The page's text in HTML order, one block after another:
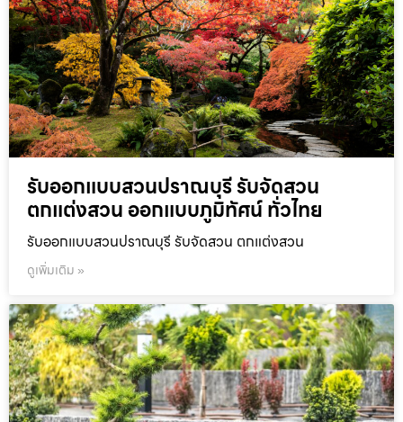
รับออกแบบสวนปราณบุรี รับจัดสวน
ตกแต่งสวน ออกแบบภูมิทัศน์ ทั่วไทย
รับออกแบบสวนปราณบุรี รับจัดสวน ตกแต่งสวน
ดูเพิ่มเติม »